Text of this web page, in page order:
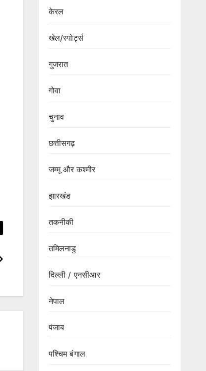
केरल
खेल/स्पोर्ट्स
गुजरात
गोवा
चुनाव
छत्तीसगढ़
जम्मू और कश्मीर
झारखंड
तकनीकी
तमिलनाडु
दिल्ली / एनसीआर
नेपाल
पंजाब
पश्चिम बंगाल